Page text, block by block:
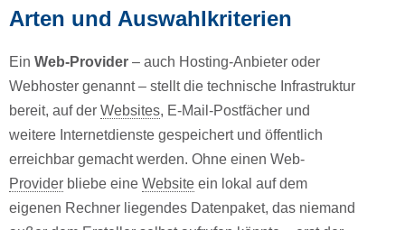
Arten und Auswahlkriterien
Ein Web-Provider – auch Hosting-Anbieter oder
Webhoster genannt – stellt die technische Infrastruktur
bereit, auf der Websites, E-Mail-Postfächer und
weitere Internetdienste gespeichert und öffentlich
erreichbar gemacht werden. Ohne einen Web-
Provider bliebe eine Website ein lokal auf dem
eigenen Rechner liegendes Datenpaket, das niemand